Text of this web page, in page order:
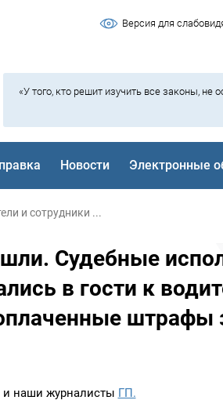
Версия для
«У того, кто решит изучить все законы, не
Новости Электронные
и сотрудники ...
Судебные
в гости к
штрафы
и наши журналисты ГП.